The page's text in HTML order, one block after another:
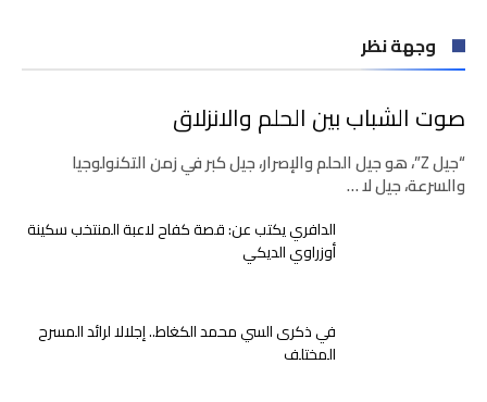
وجهة نظر
صوت الشباب بين الحلم والانزلاق
“جيل Z”، هو جيل الحلم والإصرار، جيل كبر في زمن التكنولوجيا
والسرعة، جيل لا …
الدافري يكتب عن: قصة كفاح لاعبة المنتخب سكينة
أوزراوي الديكي
في ذكرى السي محمد الكغاط.. إجلالا لرائد المسرح
المختلف